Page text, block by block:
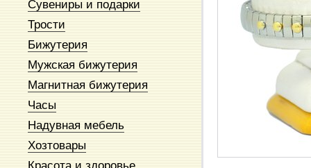
Сувениры и подарки
Трости
Бижутерия
Мужская бижутерия
Магнитная бижутерия
Часы
Надувная мебель
Хозтовары
Красота и здоровье